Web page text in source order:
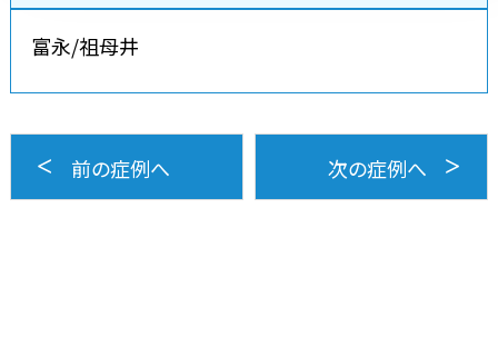
富永/祖母井
前の症例へ 次の症例へ